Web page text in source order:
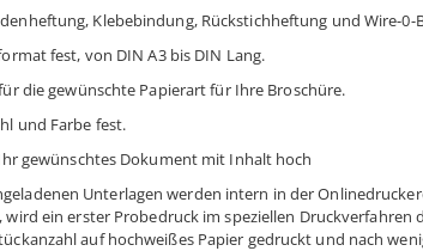
Klebebindung, Rückstichheftung und Wire-0-
fest, von DIN A3 bis DIN Lang.
die gewünschte Papierart für Ihre Broschüre.
und Farbe fest.
gewünschtes Dokument mit Inhalt hoch
Unterlagen werden intern in der
wird ein erster Probedruck im speziellen
auf hochweißes Papier gedruckt und nach